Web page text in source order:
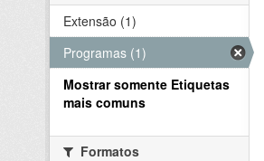
Extensão (1)
Programas (1)
Mostrar somente Etiquetas
mais comuns
Formatos